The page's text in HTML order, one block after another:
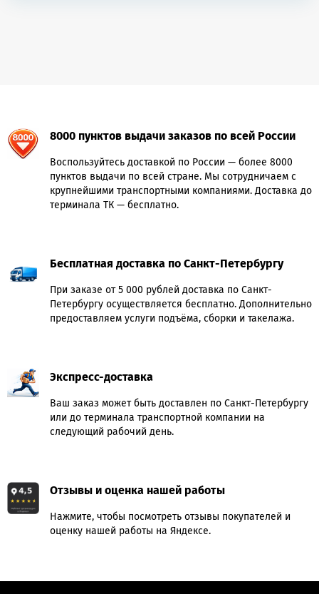
8000 пунктов выдачи заказов по всей России
Воспользуйтесь доставкой по России — более 8000
пунктов выдачи по всей стране. Мы сотрудничаем с
крупнейшими транспортными компаниями. Доставка до
терминала ТК — бесплатно.
Бесплатная доставка по Санкт-Петербургу
При заказе от 5 000 рублей доставка по Санкт-
Петербургу осуществляется бесплатно. Дополнительно
предоставляем услуги подъёма, сборки и такелажа.
Экспресс-доставка
Ваш заказ может быть доставлен по Санкт-Петербургу
или до терминала транспортной компании на
следующий рабочий день.
Отзывы и оценка нашей работы
Нажмите, чтобы посмотреть отзывы покупателей и
оценку нашей работы на Яндексе.